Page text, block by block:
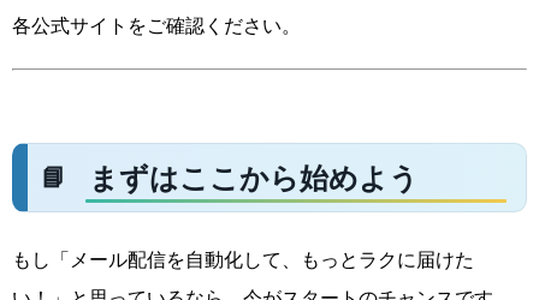
各公式サイトをご確認ください。
まずはここから始めよう
もし「メール配信を自動化して、もっとラクに届けた